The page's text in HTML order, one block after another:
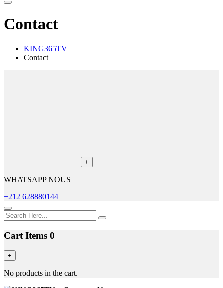
Contact
KING365TV
Contact
+
WHATSAPP NOUS
+212 628880144
Cart Items 0
+
No products in the cart.